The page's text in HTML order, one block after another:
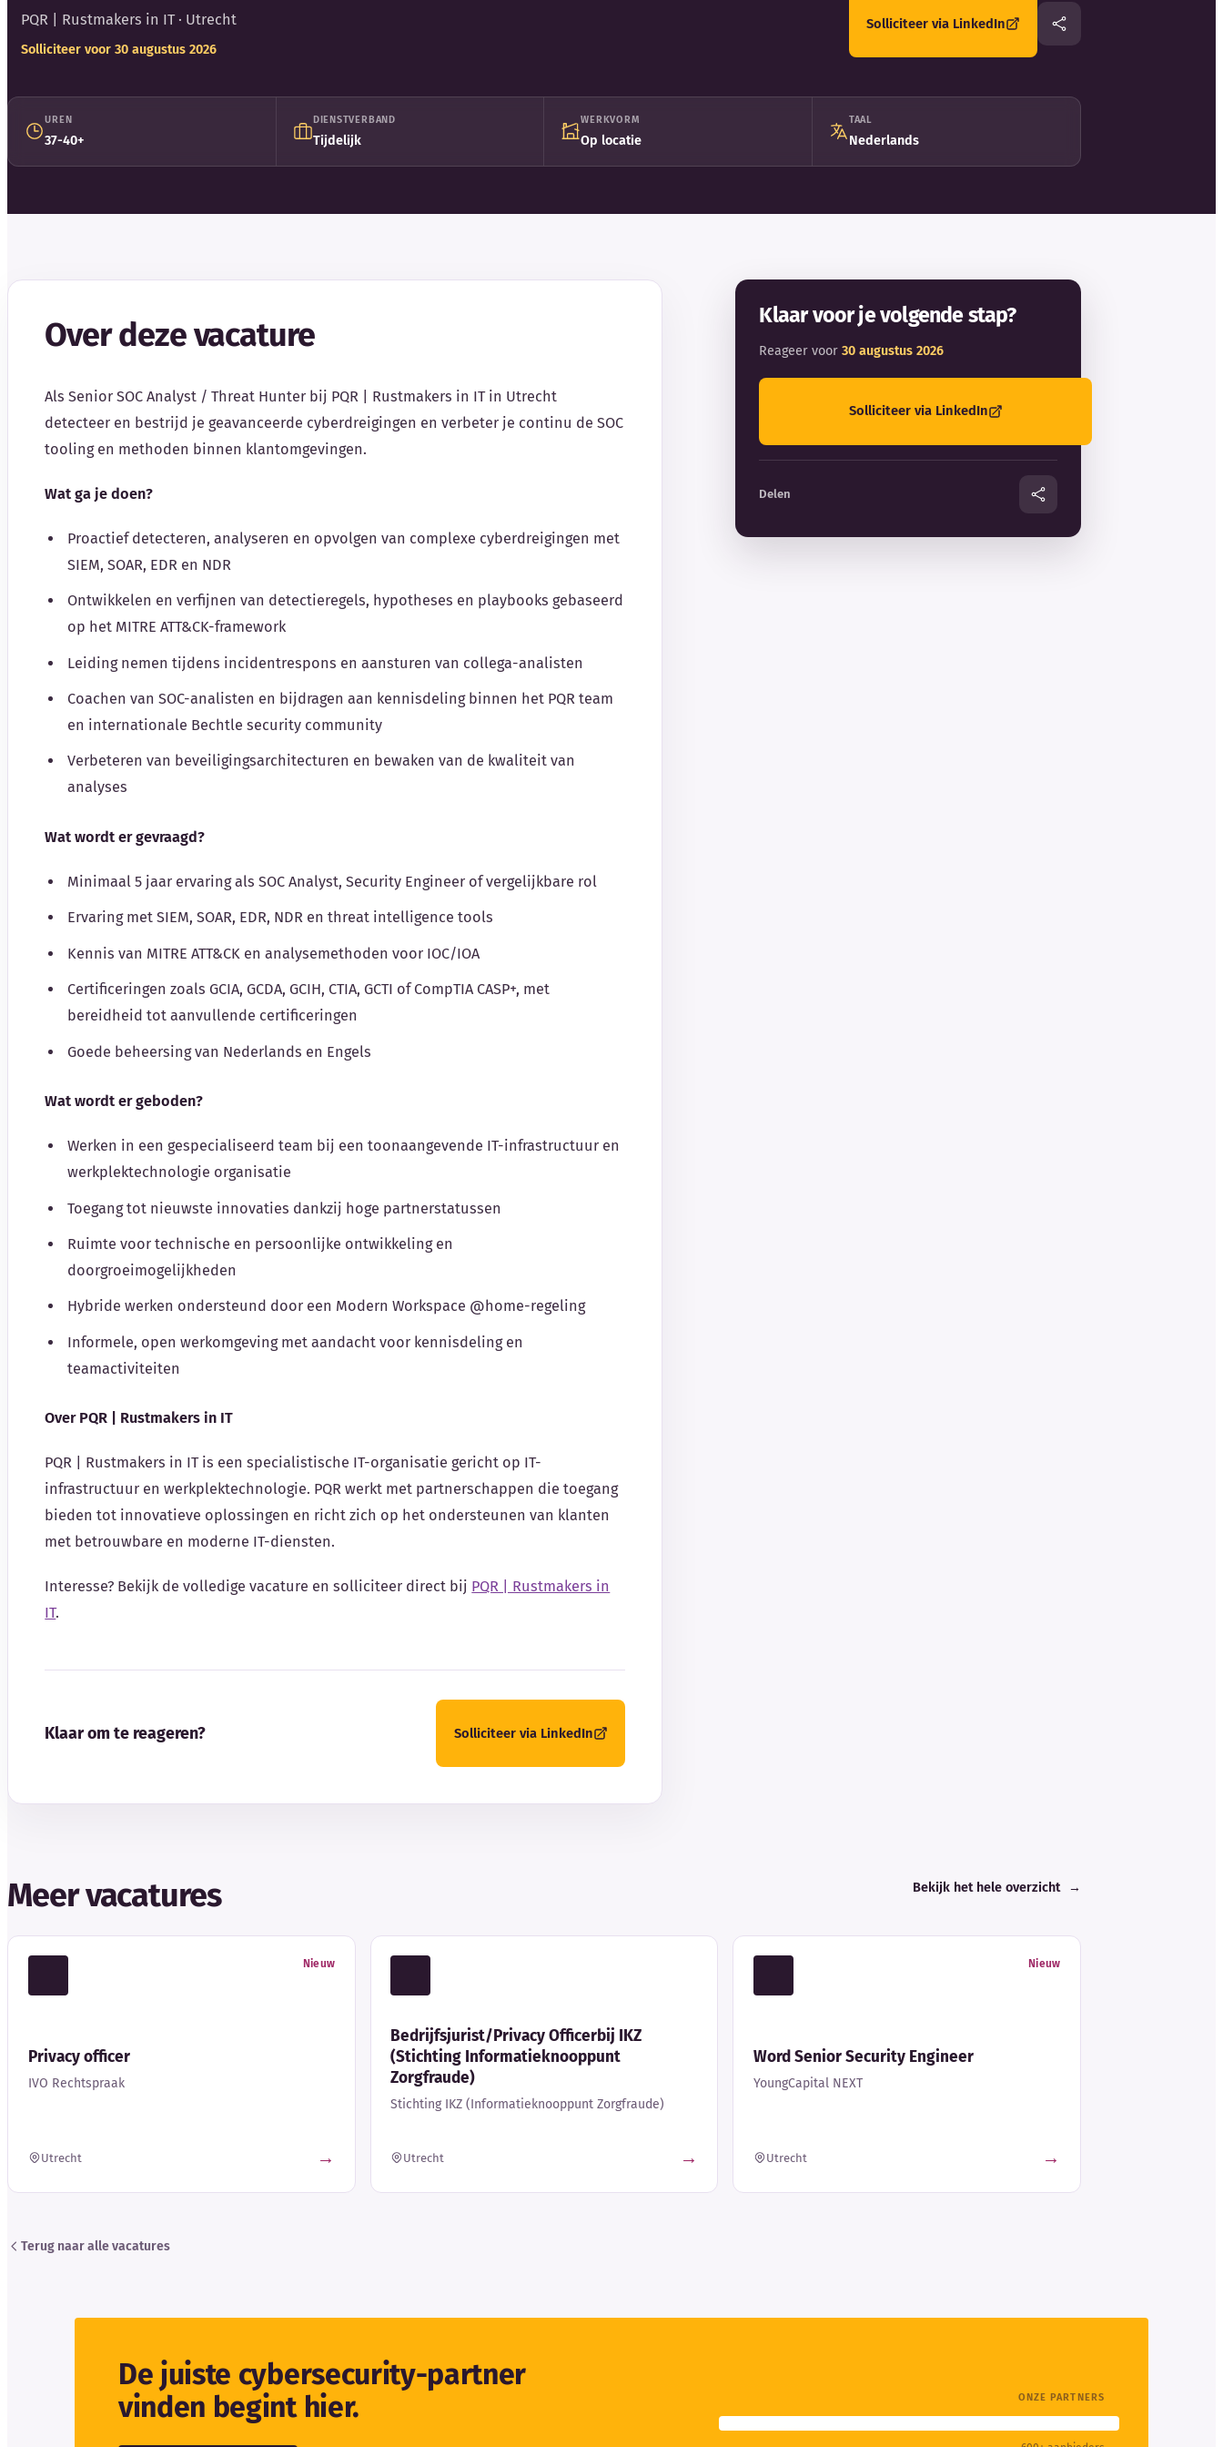
PQR | Rustmakers in IT· Utrecht
Solliciteer voor 30 augustus 2026
Solliciteer via LinkedIn
UREN
37-40+
DIENSTVERBAND
Tijdelijk
WERKVORM
Op locatie
TAAL
Nederlands
Over deze vacature
Als Senior SOC Analyst / Threat Hunter bij PQR | Rustmakers in IT in Utrecht
detecteer en bestrijd je geavanceerde cyberdreigingen en verbeter je continu de SOC
tooling en methoden binnen klantomgevingen.
Wat ga je doen?
Proactief detecteren, analyseren en opvolgen van complexe cyberdreigingen met
SIEM, SOAR, EDR en NDR
Ontwikkelen en verfijnen van detectieregels, hypotheses en playbooks gebaseerd
op het MITRE ATT&CK-framework
Leiding nemen tijdens incidentrespons en aansturen van collega-analisten
Coachen van SOC-analisten en bijdragen aan kennisdeling binnen het PQR team
en internationale Bechtle security community
Verbeteren van beveiligingsarchitecturen en bewaken van de kwaliteit van
analyses
Wat wordt er gevraagd?
Minimaal 5 jaar ervaring als SOC Analyst, Security Engineer of vergelijkbare rol
Ervaring met SIEM, SOAR, EDR, NDR en threat intelligence tools
Kennis van MITRE ATT&CK en analysemethoden voor IOC/IOA
Certificeringen zoals GCIA, GCDA, GCIH, CTIA, GCTI of CompTIA CASP+, met
bereidheid tot aanvullende certificeringen
Goede beheersing van Nederlands en Engels
Wat wordt er geboden?
Werken in een gespecialiseerd team bij een toonaangevende IT-infrastructuur en
werkplektechnologie organisatie
Toegang tot nieuwste innovaties dankzij hoge partnerstatussen
Ruimte voor technische en persoonlijke ontwikkeling en
doorgroeimogelijkheden
Hybride werken ondersteund door een Modern Workspace @home-regeling
Informele, open werkomgeving met aandacht voor kennisdeling en
teamactiviteiten
Over PQR | Rustmakers in IT
PQR | Rustmakers in IT is een specialistische IT-organisatie gericht op IT-
infrastructuur en werkplektechnologie. PQR werkt met partnerschappen die toegang
bieden tot innovatieve oplossingen en richt zich op het ondersteunen van klanten
met betrouwbare en moderne IT-diensten.
Interesse? Bekijk de volledige vacature en solliciteer direct bij PQR | Rustmakers in
IT.
Klaar om te reageren? Solliciteer via LinkedIn
Klaar voor je volgende stap?
Reageer voor30 augustus 2026
Solliciteer via LinkedIn
Delen
Meer vacatures Bekijk het hele overzicht →
Nieuw
Privacy officer
IVO Rechtspraak
Utrecht →
Bedrijfsjurist/Privacy Officerbij IKZ
(Stichting Informatieknooppunt
Zorgfraude)
Stichting IKZ (Informatieknooppunt Zorgfraude)
Utrecht →
Nieuw
Word Senior Security Engineer
YoungCapital NEXT
Utrecht →
Terug naar alle vacatures
De juiste cybersecurity-partner
vinden begint hier.
ONZE PARTNERS